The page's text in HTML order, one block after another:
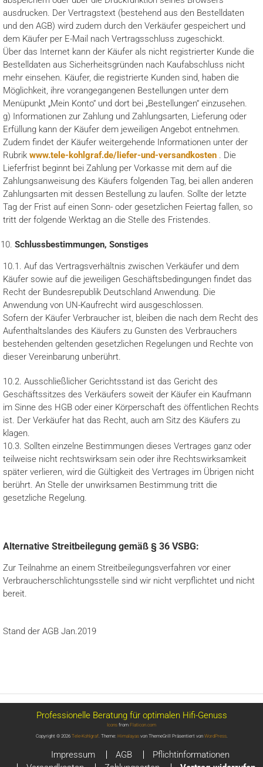
ausdrucken. Der Vertragstext (bestehend aus den Bestelldaten
und den AGB) wird zudem durch den Verkäufer gespeichert und
dem Käufer per E-Mail nach Vertragsschluss zugeschickt.
Über das Internet kann der Käufer als nicht registrierter Kunde die
Bestelldaten aus Sicherheitsgründen nach Kaufabschluss nicht
mehr einsehen. Käufer, die registrierte Kunden sind, haben die
Möglichkeit, ihre vorangegangenen Bestellungen unter dem
Menüpunkt „Mein Konto“ und dort bei „Bestellungen“ einzusehen.
g) Informationen zur Zahlung und Zahlungsarten, Lieferung oder
Erfüllung kann der Käufer dem jeweiligen Angebot entnehmen.
Zudem findet der Käufer weitergehende Informationen unter der
Rubrik www.tele-kohlgraf.de/liefer-und-versandkosten . Die
Lieferfrist beginnt bei Zahlung per Vorkasse mit dem auf die
Zahlungsanweisung des Käufers folgenden Tag, bei allen anderen
Zahlungsarten mit dessen Bestellung zu laufen. Sollte der letzte
Tag der Frist auf einen Sonn- oder gesetzlichen Feiertag fallen, so
tritt der folgende Werktag an die Stelle des Fristendes.
Schlussbestimmungen, Sonstiges
10.1. Auf das Vertragsverhältnis zwischen Verkäufer und dem
Käufer sowie auf die jeweiligen Geschäftsbedingungen findet das
Recht der Bundesrepublik Deutschland Anwendung. Die
Anwendung von UN-Kaufrecht wird ausgeschlossen.
Sofern der Käufer Verbraucher ist, bleiben die nach dem Recht des
Aufenthaltslandes des Käufers zu Gunsten des Verbrauchers
bestehenden geltenden gesetzlichen Regelungen und Rechte von
dieser Vereinbarung unberührt.
10.2. Ausschließlicher Gerichtsstand ist das Gericht des
Geschäftssitzes des Verkäufers soweit der Käufer ein Kaufmann
im Sinne des HGB oder einer Körperschaft des öffentlichen Rechts
ist. Der Verkäufer hat das Recht, auch am Sitz des Käufers zu
klagen.
10.3. Sollten einzelne Bestimmungen dieses Vertrages ganz oder
teilweise nicht rechtswirksam sein oder ihre Rechtswirksamkeit
später verlieren, wird die Gültigkeit des Vertrages im Übrigen nicht
berührt. An Stelle der unwirksamen Bestimmung tritt die
gesetzliche Regelung.
Alternative Streitbeilegung gemäß § 36 VSBG:
Zur Teilnahme an einem Streitbeilegungsverfahren vor einer
Verbraucherschlichtungsstelle sind wir nicht verpflichtet und nicht
bereit.
Stand der AGB Jan.2019
Professionelle Beratung für optimalen Hifi-Genuss
Icons from Flaticon.com
Copyright © 2026 Tele-Kohlgraf. Theme: Himalayasvon ThemeGrill Präsentiert von WordPress.
Impressum AGB
Pflichtinformationen